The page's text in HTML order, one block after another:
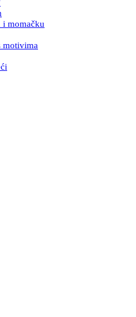
i momačku
motivima